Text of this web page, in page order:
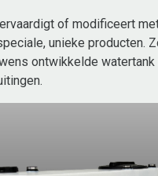
of modificeert
unieke producten.
ontwikkelde